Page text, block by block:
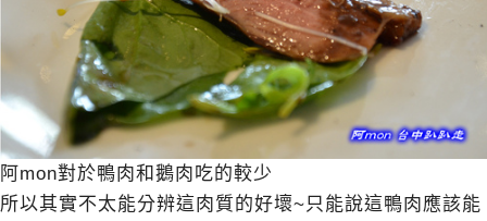
阿mon對於鴨肉和鵝肉吃的較少
所以其實不太能分辨這肉質的好壞~只能說這鴨肉應該能